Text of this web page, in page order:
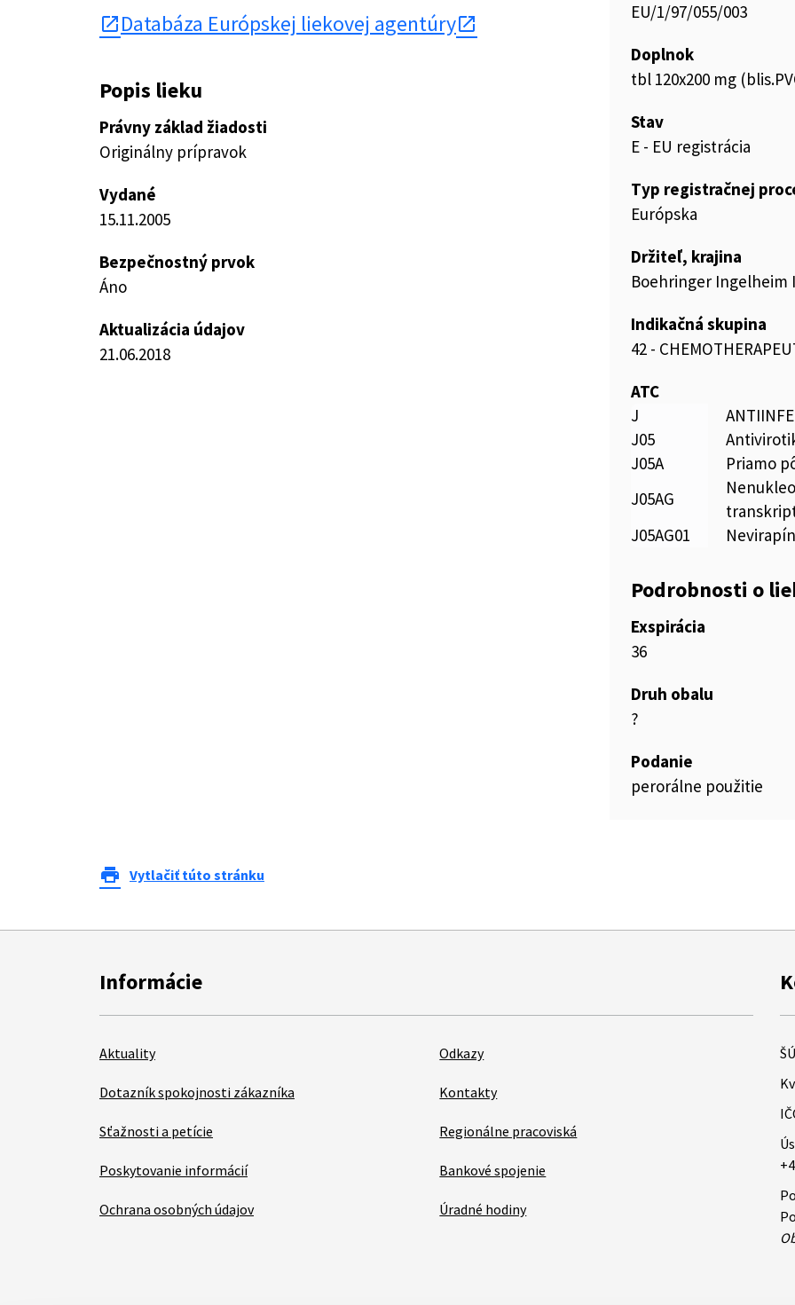
open_in_new Databáza Európskej liekovej agentúry
Popis lieku
Právny základ žiadosti
Originálny prípravok
Vydané
15.11.2005
Bezpečnostný prvok
Áno
Aktualizácia údajov
21.06.2018
EU/1/97/055/003
Doplnok
tbl 120x200 mg
Stav
E - EU registrácia
Typ registračnej
Európska
Držiteľ, krajina
Boehringer
Indikačná skupina
42 -
ATC
J
J05
J05A
Priamo
J05AG
J05AG01
Nevirapín
Podrobnosti o
Exspirácia
36
Druh obalu
?
Podanie
perorálne použitie
print Vytlačiť túto stránku
Informácie
Aktuality
Dotazník spokojnosti zákazníka
Sťažnosti a petície
Poskytovanie informácií
Ochrana osobných údajov
Odkazy
Kontakty
Regionálne pracoviská
Bankové spojenie
Úradné hodiny